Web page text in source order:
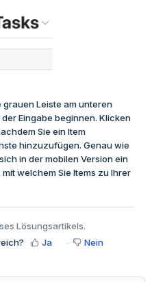
Leiste am unteren
Eingabe beginnen. Klicken
Sie ein Item
hinzuzufügen. Genau wie
in der mobilen Version ein
welchem Sie Items zu Ihrer
Lösungsartikels.
Ja Nein